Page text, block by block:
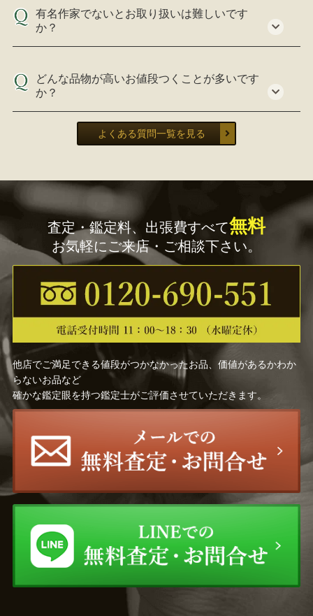
有名作家でないとお取り扱いは難しいです
か？
どんな品物が高いお値段つくことが多いです
か？
よくある質問一覧を見る
査定・鑑定料、出張費すべて無料
お気軽にご来店・ご相談下さい。
他店でご満足できる値段がつかなかったお品、価値があるかわか
らないお品など
確かな鑑定眼を持つ鑑定士がご評価させていただきます。